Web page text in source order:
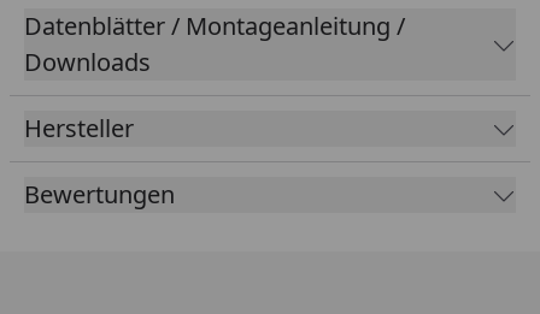
Datenblätter / Montageanleitung /
Downloads
Hersteller
Bewertungen